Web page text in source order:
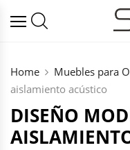
Home Muebles para
aislamiento acústico
DISEÑO